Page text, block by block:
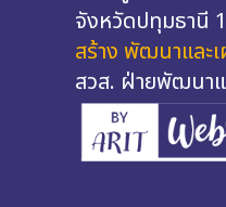
จังหวัดปทุมธานี
สร้าง พัฒนาและ
สวส. ฝ่ายพัฒนาแ